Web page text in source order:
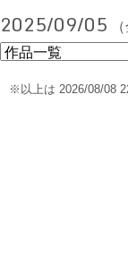
2025/09/05 （
※以上は 2026/08/08